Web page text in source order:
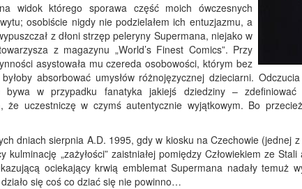
widok którego sporawa część moich ówczesnych
osobiście nigdy nie podzielałem ich entuzjazmu, a
z dłoni strzęp peleryny Supermana, niejako w
z magazynu „World’s Finest Comics”. Przy
asystowała mu czereda osobowości, którym bez
absorbować umysłów różnojęzycznej dzieciarni.
w przypadku fanatyka jakiejś dziedziny – zdefiniować
że uczestniczę w czymś autentycznie wyjątkowym. Bo
dniach sierpnia A.D. 1995, gdy w kiosku na Czechowie (jednej
„zażyłości” zaistniałej pomiędzy Człowiekiem ze
ociekający krwią emblemat Supermana nadały temuż
się coś co dziać się nie powinno…